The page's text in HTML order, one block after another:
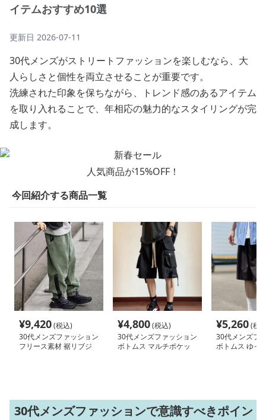
イテムおすすめ10選
更新日 2026-07-11
30代メンズがストリートファッションを楽しむなら、大
人らしさと個性を両立させることが重要です。
洗練された印象を保ちながら、トレンド感のあるアイテム
を取り入れることで、年相応の魅力的なスタイリングが完
成します。
人気商品が15%OFF！
今回紹介する商品一覧
¥9,420(税込)
30代メンズファッション
フリース素材 裾リブジ
¥4,800(税込)
30代メンズファッション
ボトムス マルチポケッ
¥5,260(税
30代メンズフ
ボトムス ゆっ
30代メンズファッションで意識すべきポイン